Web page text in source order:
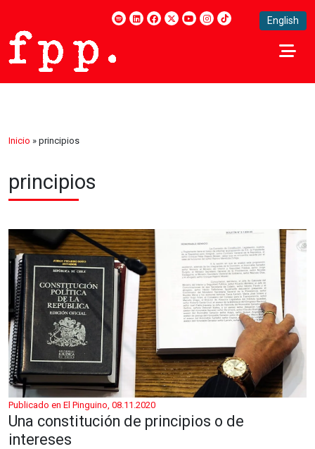
English
Inicio » principios
principios
Publicado en El Pinguino, 08.11.2020
Una constitución de principios o de
intereses